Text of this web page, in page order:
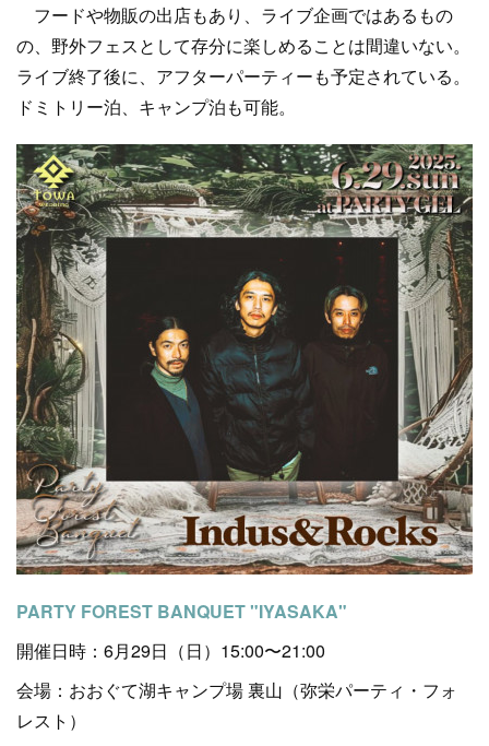
フードや物販の出店もあり、ライブ企画ではあるもの
の、野外フェスとして存分に楽しめることは間違いない。
ライブ終了後に、アフターパーティーも予定されている。
ドミトリー泊、キャンプ泊も可能。
PARTY FOREST BANQUET "IYASAKA"
開催日時：6月29日（日）15:00〜21:00
会場：おおぐて湖キャンプ場 裏山（弥栄パーティ・フォ
レスト）